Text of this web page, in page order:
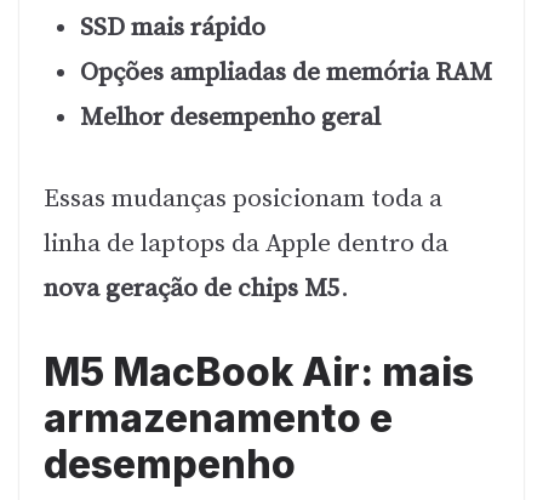
SSD mais rápido
Opções ampliadas de memória RAM
Melhor desempenho geral
Essas mudanças posicionam toda a
linha de laptops da Apple dentro da
nova geração de chips M5.
M5 MacBook Air: mais
armazenamento e
desempenho